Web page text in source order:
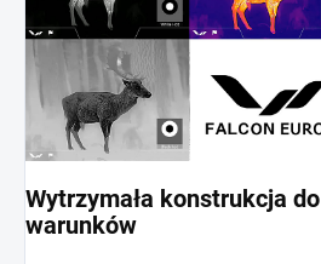
Wytrzymała konstrukcja
warunków